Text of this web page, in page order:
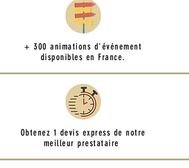
+ 300 animations d'événement
disponibles en France.
Obtenez 1 devis express de notre
meilleur prestataire